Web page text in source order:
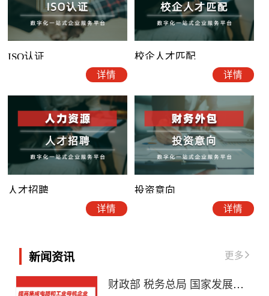
ISO认证
详情
校企人才匹配
详情
人才招聘
详情
投资意向
详情
新闻资讯 更多
财政部 税务总局 国家发展改革委 工业和信息化部关于提高集成电路和工业母机企业研发费用加计扣除比例的公告